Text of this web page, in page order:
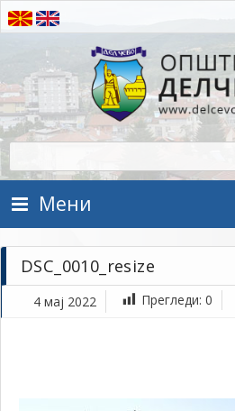
Прескокнете на содржината
Општина Делчево
Општина Делчево
Мени
DSC_0010_resize
4 мај 2022 Прегледи: 0